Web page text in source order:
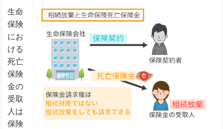
生命
保険
にお
ける
死亡
保険
金の
受取
人は
保険